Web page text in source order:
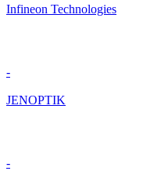
Infineon Technologies
-
JENOPTIK
-